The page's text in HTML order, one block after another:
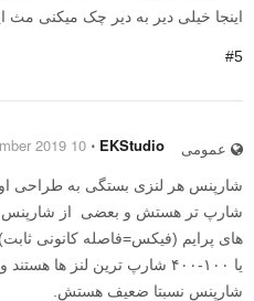
اینجا خیلی دیر به دیر چک میکنی مث
#5
عمومی EKStudio
⋅
10 September 2019
شارپنس هر لنزی بستگی به طراحی
شارپ تر هستش و بعضی از شارپنس
شارپنس نسبتا ضعیف هستش.